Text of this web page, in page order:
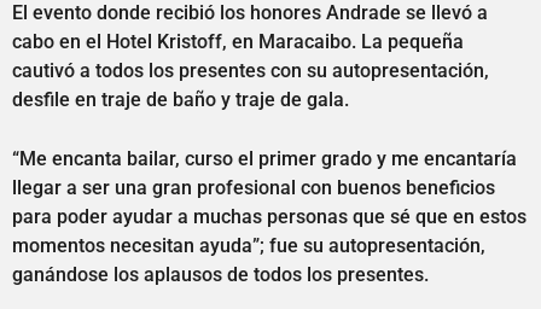
El evento donde recibió los honores Andrade se llevó a
cabo en el Hotel Kristoff, en Maracaibo. La pequeña
cautivó a todos los presentes con su autopresentación,
desfile en traje de baño y traje de gala.
“Me encanta bailar, curso el primer grado y me encantaría
llegar a ser una gran profesional con buenos beneficios
para poder ayudar a muchas personas que sé que en estos
momentos necesitan ayuda”; fue su autopresentación,
ganándose los aplausos de todos los presentes.